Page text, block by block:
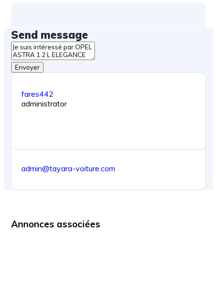
Send message
Envoyer
fares442
administrator
admin@tayara-voiture.com
Annonces associées